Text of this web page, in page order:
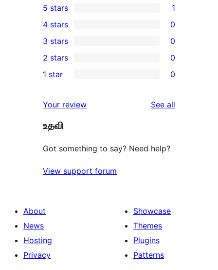
1
5-
star
review
5 stars 1
4-
star
reviews
4 stars 0
0
3-
star
3 stars 0
2-
reviews
2 stars 0
star
reviews
1 star 0
Your review See all
உதவி
Got something to say? Need help?
View support forum
About
News
Hosting
Privacy
Showcase
Themes
Plugins
Patterns